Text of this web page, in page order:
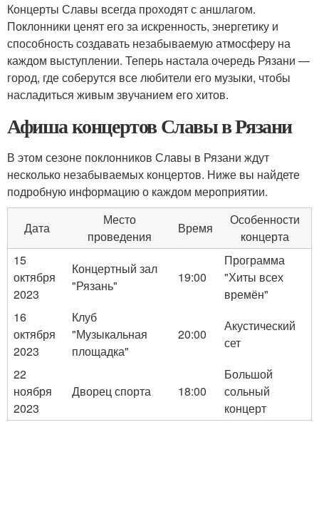
Концерты Славы всегда проходят с аншлагом.
Поклонники ценят его за искренность, энергетику и
способность создавать незабываемую атмосферу на
каждом выступлении. Теперь настала очередь Рязани —
город, где соберутся все любители его музыки, чтобы
насладиться живым звучанием его хитов.
Афиша концертов Славы в Рязани
В этом сезоне поклонников Славы в Рязани ждут
несколько незабываемых концертов. Ниже вы найдете
подробную информацию о каждом мероприятии.
Дата
Место
проведения
Время
Особенности
концерта
15
октября
2023
Концертный зал
"Рязань"
19:00
Программа
"Хиты всех
времён"
16
октября
2023
Клуб
"Музыкальная
площадка"
20:00
Акустический
сет
22
ноября
2023
Дворец спорта 18:00
Большой
сольный
концерт